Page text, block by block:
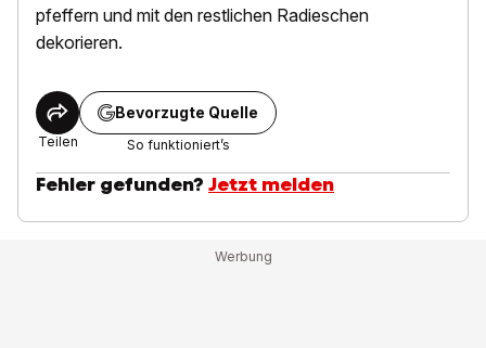
pfeffern und mit den restlichen Radieschen
dekorieren.
Teilen
Bevorzugte Quelle
So funktioniert’s
Fehler gefunden? Jetzt melden